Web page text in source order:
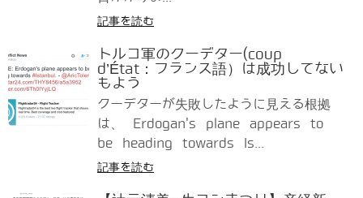
記事を読む
トルコ軍のクーデター(coup
d’État：フランス語）は成功してない
もよう
クーデターが失敗したように見える根拠
は、 Erdogan's plane appears to
be heading towards Is...
記事を読む